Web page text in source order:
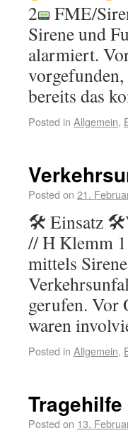
2
FME/
Sirene und
alarmiert.
bereits das
Posted in Allgemein,
Posted on 21.
🛠 Einsatz
// H Klemm
mittels
gerufen. Vor
waren
Posted in Allgemein,
Tragehilfe
Posted on 13.